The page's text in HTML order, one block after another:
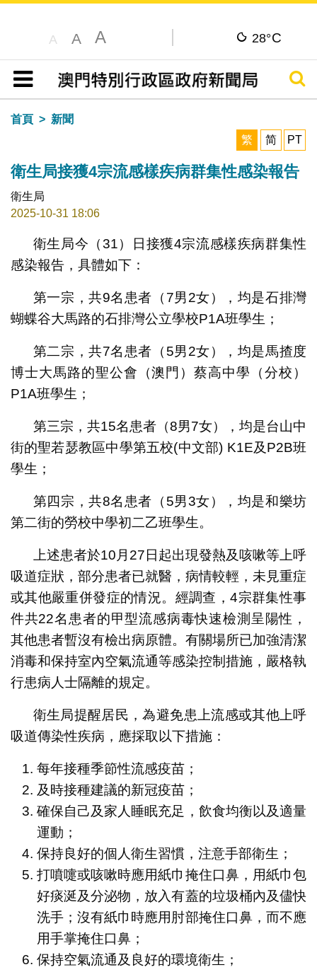
A A A 28°C
目錄
搜尋
首頁
新聞
繁
简 PT
衛生局接獲4宗流感樣疾病群集性感染報告
衛生局
2025-10-31 18:06
衛生局今（31）日接獲4宗流感樣疾病群集性
感染報告，具體如下：
第一宗，共9名患者（7男2女），均是石排灣
蝴蝶谷大馬路的石排灣公立學校P1A班學生；
第二宗，共7名患者（5男2女），均是馬揸度
博士大馬路的聖公會（澳門）蔡高中學（分校）
P1A班學生；
第三宗，共15名患者（8男7女），均是台山中
街的聖若瑟教區中學第五校(中文部) K1E及P2B班
學生；
第四宗，共8名患者（5男3女），均是和樂坊
第二街的勞校中學初二乙班學生。
上述患者於10月27日起出現發熱及咳嗽等上呼
吸道症狀，部分患者已就醫，病情較輕，未見重症
或其他嚴重併發症的情況。經調查，4宗群集性事
件共22名患者的甲型流感病毒快速檢測呈陽性，
其他患者暫沒有檢出病原體。有關場所已加強清潔
消毒和保持室內空氣流通等感染控制措施，嚴格執
行患病人士隔離的規定。
衛生局提醒居民，為避免患上流感或其他上呼
吸道傳染性疾病，應採取以下措施：
每年接種季節性流感疫苗；
及時接種建議的新冠疫苗；
確保自己及家人睡眠充足，飲食均衡以及適量
運動；
保持良好的個人衛生習慣，注意手部衛生；
打噴嚏或咳嗽時應用紙巾掩住口鼻，用紙巾包
好痰涎及分泌物，放入有蓋的垃圾桶內及儘快
洗手；沒有紙巾時應用肘部掩住口鼻，而不應
用手掌掩住口鼻；
保持空氣流通及良好的環境衛生；